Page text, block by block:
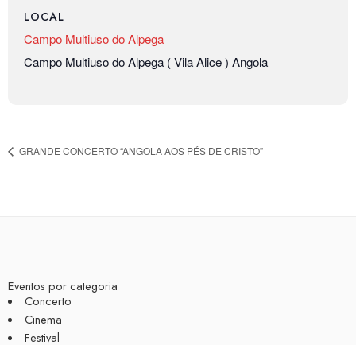
LOCAL
Campo Multiuso do Alpega
Campo Multiuso do Alpega ( Vila Alice ) Angola
GRANDE CONCERTO “ANGOLA AOS PÉS DE CRISTO”
Eventos por categoria
Concerto
Cinema
Festival